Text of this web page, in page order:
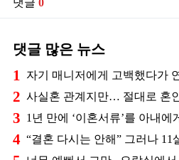
댓글 0
댓글 많은 뉴스
1
2
3 1년 만에 ‘이혼서류’를 아내에
4